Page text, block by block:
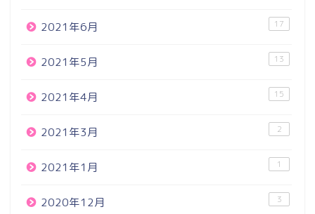
2021年6月 17
2021年5月 13
2021年4月 15
2021年3月 2
2021年1月 1
2020年12月 3